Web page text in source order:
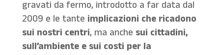
gravati da fermo, introdotto a far data dal
2009 e le tante implicazioni che ricadono
sui nostri centri, ma anche sui cittadini,
sull’ambiente e sui costi per la